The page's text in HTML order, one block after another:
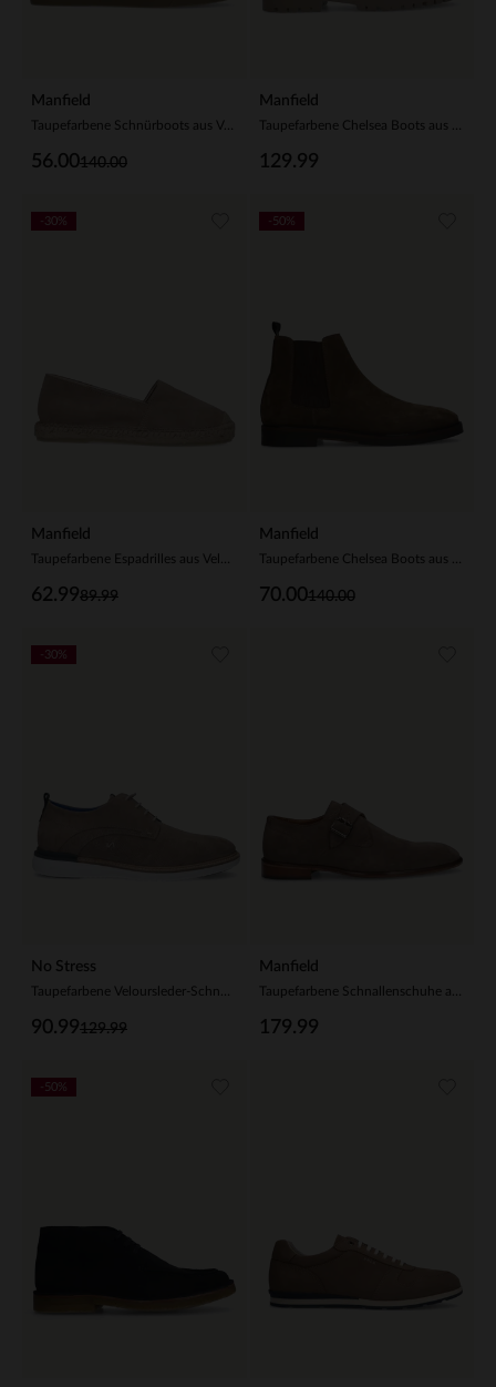
Manfield
140.00
56.00
Manfield
129.99
Manfield
89.99
62.99
-30%
Manfield
140.00
70.00
-50%
No Stress
129.99
90.99
-30%
Manfield
179.99
-50%